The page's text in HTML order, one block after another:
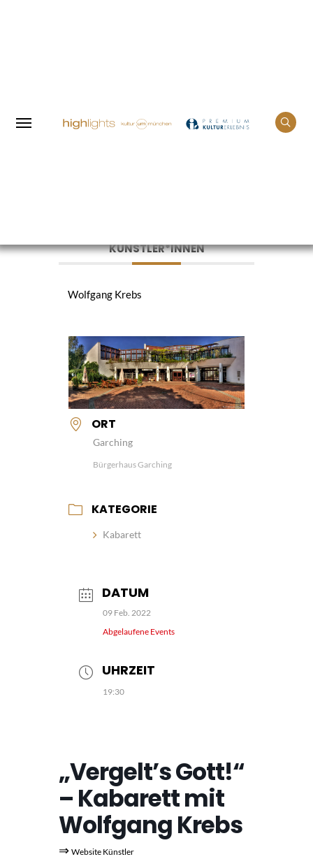
KÜNSTLER*INNEN
Wolfgang Krebs
ORT
Garching
Bürgerhaus Garching
KATEGORIE
Kabarett
DATUM
09 Feb. 2022
Abgelaufene Events
UHRZEIT
19:30
„Vergelt’s Gott!“
– Kabarett mit
Wolfgang Krebs
⇒ Website Künstler